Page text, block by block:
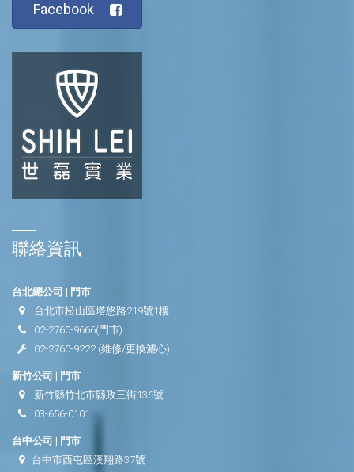
Facebook
聯絡資訊
台北總公司 | 門市
台北市松山區塔悠路219號1樓
02-2760-9666(門市)
02-2760-9222(維修/更換濾心)
新竹公司 | 門市
新竹縣竹北市縣政三街136號
03-656-0101
台中公司 | 門市
台中市西屯區漢翔路37號